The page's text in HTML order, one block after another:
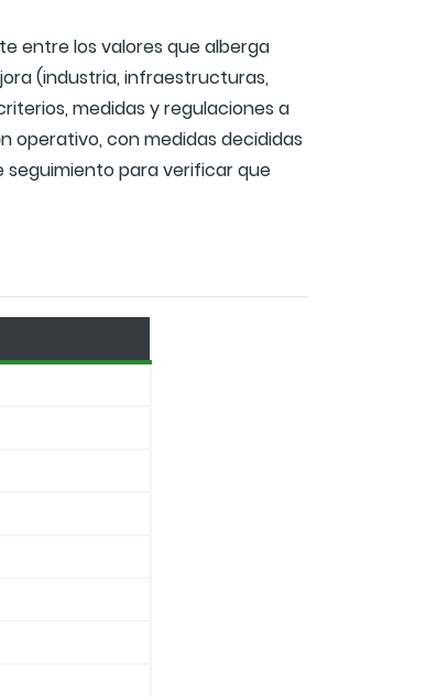
entre los valores que alberga
(industria, infraestructuras,
medidas y regulaciones a
operativo, con medidas decididas
seguimiento para verificar que